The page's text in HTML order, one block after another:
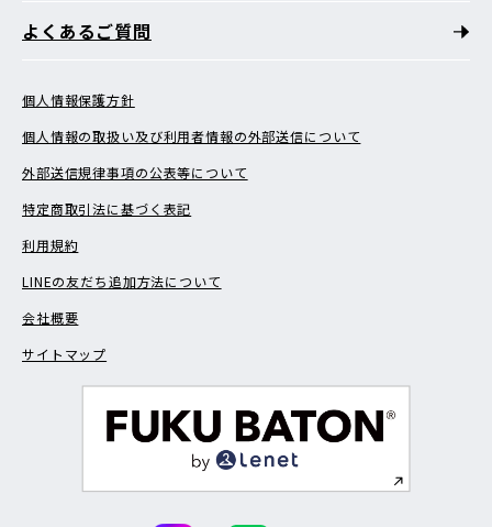
よくあるご質問
個人情報保護方針
個人情報の取扱い及び利用者情報の外部送信について
外部送信規律事項の公表等について
特定商取引法に基づく表記
利用規約
LINEの友だち追加方法について
会社概要
サイトマップ